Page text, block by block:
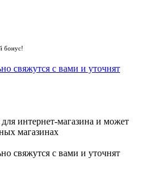
бонус!
свяжутся с вами и уточнят
интернет-магазина и может
магазинах
свяжутся с вами и уточнят